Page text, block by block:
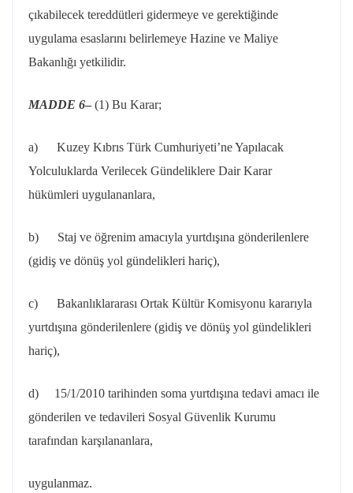
çıkabilecek tereddütleri gidermeye ve gerektiğinde
uygulama esaslarını belirlemeye Hazine ve Maliye
Bakanlığı yetkilidir.
MADDE 6– (1) Bu Karar;
a) Kuzey Kıbrıs Türk Cumhuriyeti’ne Yapılacak
Yolculuklarda Verilecek Gündeliklere Dair Karar
hükümleri uygulananlara,
b) Staj ve öğrenim amacıyla yurtdışına gönderilenlere
(gidiş ve dönüş yol gündelikleri hariç),
c) Bakanlıklararası Ortak Kültür Komisyonu kararıyla
yurtdışına gönderilenlere (gidiş ve dönüş yol gündelikleri
hariç),
d) 15/1/2010 tarihinden soma yurtdışına tedavi amacı ile
gönderilen ve tedavileri Sosyal Güvenlik Kurumu
tarafından karşılananlara,
uygulanmaz.